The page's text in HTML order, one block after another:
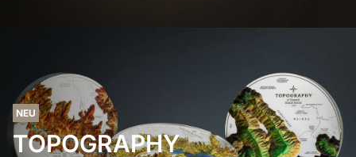
NEU
TOPOGRAPHY